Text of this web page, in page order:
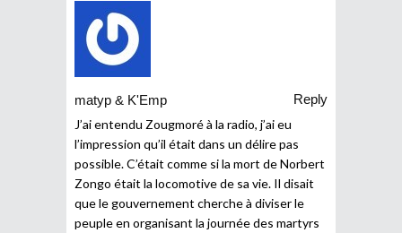
matyp & K'Emp
Reply
J’ai entendu Zougmoré à la radio, j’ai eu
l’impression qu’il était dans un délire pas
possible. C’était comme si la mort de Norbert
Zongo était la locomotive de sa vie. Il disait
que le gouvernement cherche à diviser le
peuple en organisant la journée des martyrs